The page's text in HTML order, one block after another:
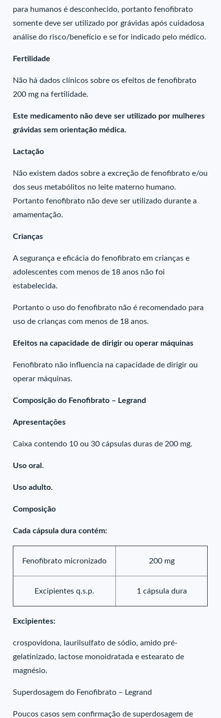
para humanos é desconhecido, portanto fenofibrato
somente deve ser utilizado por grávidas após cuidadosa
análise do risco/benefício e se for indicado pelo médico.
Fertilidade
Não há dados clínicos sobre os efeitos de fenofibrato
200 mg na fertilidade.
Este medicamento não deve ser utilizado por mulheres
grávidas sem orientação médica.
Lactação
Não existem dados sobre a excreção de fenofibrato e/ou
dos seus metabólitos no leite materno humano.
Portanto fenofibrato não deve ser utilizado durante a
amamentação.
Crianças
A segurança e eficácia do fenofibrato em crianças e
adolescentes com menos de 18 anos não foi
estabelecida.
Portanto o uso do fenofibrato não é recomendado para
uso de crianças com menos de 18 anos.
Efeitos na capacidade de dirigir ou operar máquinas
Fenofibrato não influencia na capacidade de dirigir ou
operar máquinas.
Composição do Fenofibrato – Legrand
Apresentações
Caixa contendo 10 ou 30 cápsulas duras de 200 mg.
Uso oral.
Uso adulto.
Composição
Cada cápsula dura contém:
Fenofibrato micronizado 200 mg
Excipientes q.s.p. 1 cápsula dura
Excipientes:
crospovidona, laurilsulfato de sódio, amido pré-
gelatinizado, lactose monoidratada e estearato de
magnésio.
Superdosagem do Fenofibrato – Legrand
Poucos casos sem confirmação de superdosagem de